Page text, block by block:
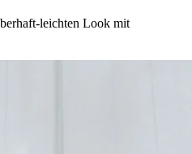
leichten Look mit